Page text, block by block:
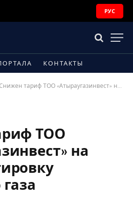
РУС
КОНТАКТЫ
тариф ТОО «Атыраугазинвест» на транспортировку товарного газа
ТОО
на